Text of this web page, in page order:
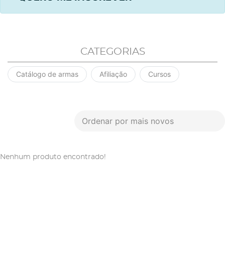
CATEGORIAS
Catálogo de armas Afiliação Cursos
Ordenar por mais novos
Nenhum produto encontrado!